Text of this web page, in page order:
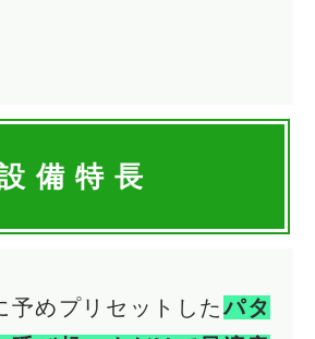
備 特 長
めプリセットしたパタ